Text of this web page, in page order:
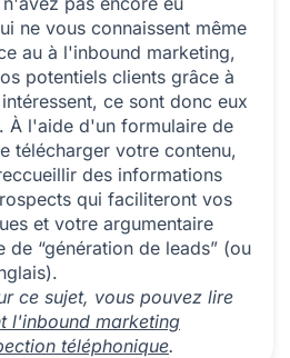
ne vous connaissent même
au à l'inbound marketing,
potentiels clients grâce à
ce sont donc eux
À l'aide d'un formulaire de
télécharger votre contenu,
des informations
qui faciliteront vos
et votre argumentaire
de “génération de leads” (ou
ce sujet, vous pouvez lire
l'inbound marketing
téléphonique.